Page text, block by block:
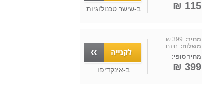
115 ₪ ב-שישר טכנולוגיות
מחיר: 399 ₪
משלוח: חינם
מחיר סופי:
399 ₪ ב-אינקדיפו